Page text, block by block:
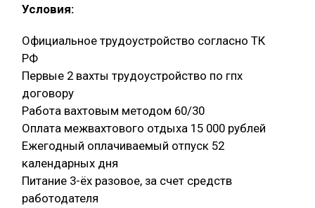
Условия:
Официальное трудоустройство согласно ТК
РФ
Первые 2 вахты трудоустройство по гпх
договору
Работа вахтовым методом 60/30
Оплата межвахтового отдыха 15 000 рублей
Ежегодный оплачиваемый отпуск 52
календарных дня
Питание 3-ёх разовое, за счет средств
работодателя